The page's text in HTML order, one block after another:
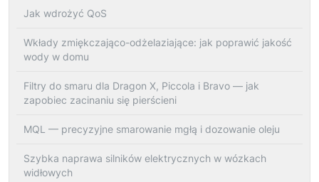
Jak wdrożyć QoS
Wkłady zmiękczająco-odżelaziające: jak poprawić jakość
wody w domu
Filtry do smaru dla Dragon X, Piccola i Bravo — jak
zapobiec zacinaniu się pierścieni
MQL — precyzyjne smarowanie mgłą i dozowanie oleju
Szybka naprawa silników elektrycznych w wózkach
widłowych